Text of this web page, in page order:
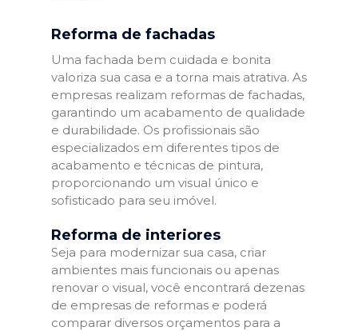
Reforma de fachadas
Uma fachada bem cuidada e bonita
valoriza sua casa e a torna mais atrativa. As
empresas realizam reformas de fachadas,
garantindo um acabamento de qualidade
e durabilidade. Os profissionais são
especializados em diferentes tipos de
acabamento e técnicas de pintura,
proporcionando um visual único e
sofisticado para seu imóvel.
Reforma de interiores
Seja para modernizar sua casa, criar
ambientes mais funcionais ou apenas
renovar o visual, você encontrará dezenas
de empresas de reformas e poderá
comparar diversos orçamentos para a